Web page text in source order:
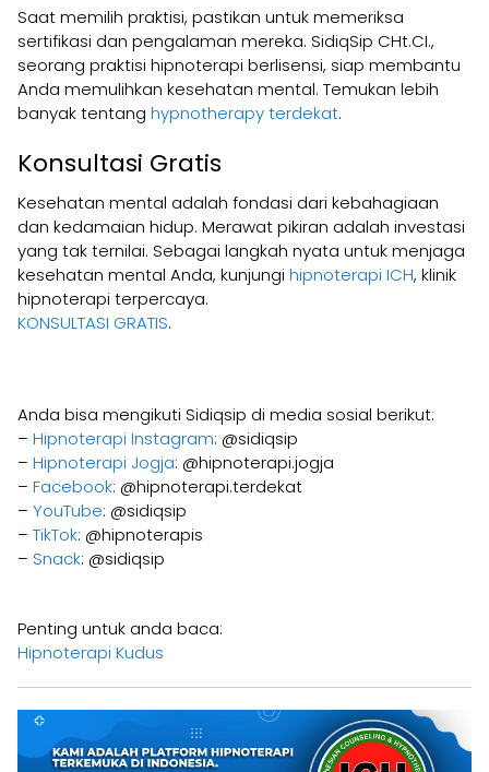
Saat memilih praktisi, pastikan untuk memeriksa
sertifikasi dan pengalaman mereka. SidiqSip CHt.CI.,
seorang praktisi hipnoterapi berlisensi, siap membantu
Anda memulihkan kesehatan mental. Temukan lebih
banyak tentang hypnotherapy terdekat.
Konsultasi Gratis
Kesehatan mental adalah fondasi dari kebahagiaan
dan kedamaian hidup. Merawat pikiran adalah investasi
yang tak ternilai. Sebagai langkah nyata untuk menjaga
kesehatan mental Anda, kunjungi hipnoterapi ICH, klinik
hipnoterapi terpercaya.
KONSULTASI GRATIS.
Anda bisa mengikuti Sidiqsip di media sosial berikut:
– Hipnoterapi Instagram: @sidiqsip
– Hipnoterapi Jogja: @hipnoterapi.jogja
– Facebook: @hipnoterapi.terdekat
– YouTube: @sidiqsip
– TikTok: @hipnoterapis
– Snack: @sidiqsip
Penting untuk anda baca:
Hipnoterapi Kudus